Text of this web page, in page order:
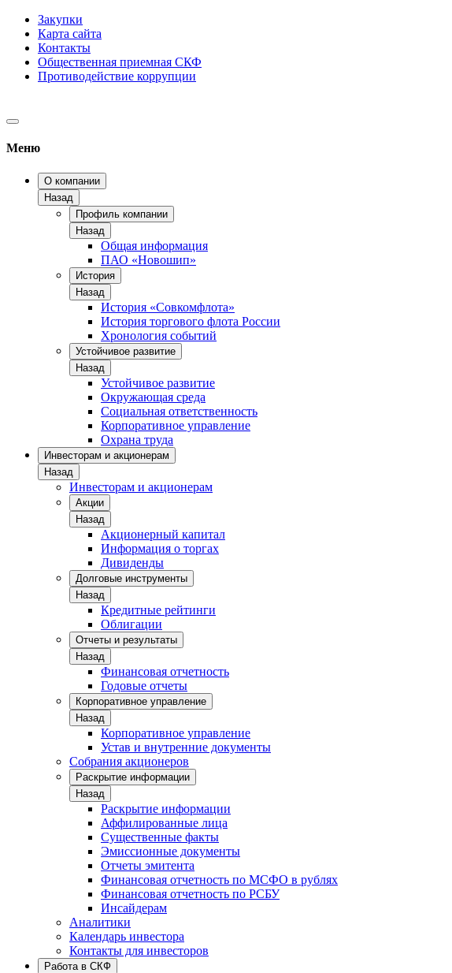
Закупки
Карта сайта
Контакты
Общественная приемная СКФ
Противодействие коррупции
Меню
О компании
Назад
Профиль компании
Назад
Общая информация
ПАО «Новошип»
История
Назад
История «Совкомфлота»
История торгового флота России
Хронология событий
Устойчивое развитие
Назад
Устойчивое развитие
Окружающая среда
Социальная ответственность
Корпоративное управление
Охрана труда
Инвесторам и акционерам
Назад
Инвесторам и акционерам
Акции
Назад
Акционерный капитал
Информация о торгах
Дивиденды
Долговые инструменты
Назад
Кредитные рейтинги
Облигации
Отчеты и результаты
Назад
Финансовая отчетность
Годовые отчеты
Корпоративное управление
Назад
Корпоративное управление
Устав и внутренние документы
Собрания акционеров
Раскрытие информации
Назад
Раскрытие информации
Аффилированные лица
Существенные факты
Эмиссионные документы
Отчеты эмитента
Финансовая отчетность по МСФО в рублях
Финансовая отчетность по РСБУ
Инсайдерам
Аналитики
Календарь инвестора
Контакты для инвесторов
Работа в СКФ